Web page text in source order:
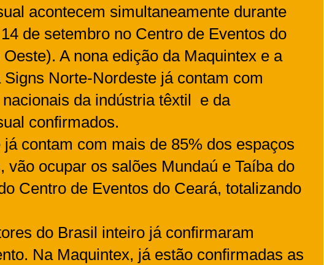
acontecem simultaneamente durante
de setembro no Centro de Eventos do
A nona edição da Maquintex e a
Norte-Nordeste já contam com
da indústria têxtil e da
confirmados.
contam com mais de 85% dos espaços
vão ocupar os salões Mundaú e Taíba do
Centro de Eventos do Ceará, totalizando
do Brasil inteiro já confirmaram
Na Maquintex, já estão confirmadas as